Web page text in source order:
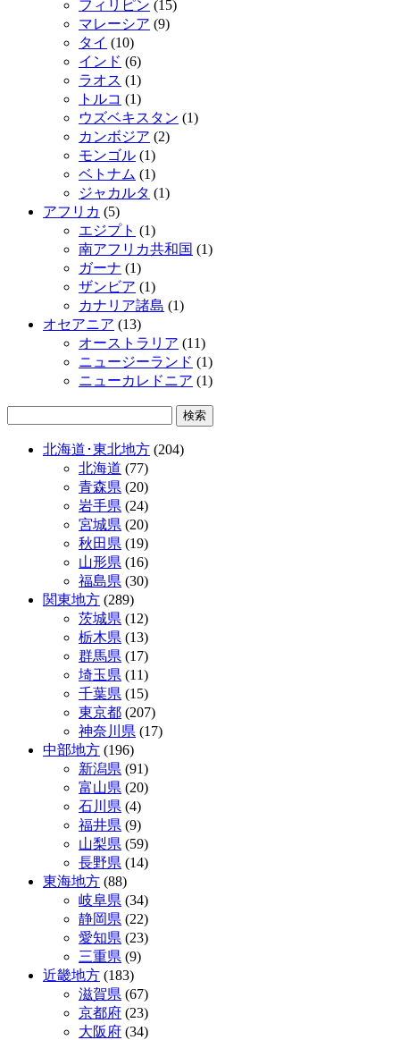
フィリピン (15)
マレーシア (9)
タイ (10)
インド (6)
ラオス (1)
トルコ (1)
ウズベキスタン (1)
カンボジア (2)
モンゴル (1)
ベトナム (1)
ジャカルタ (1)
アフリカ (5)
エジプト (1)
南アフリカ共和国 (1)
ガーナ (1)
ザンビア (1)
カナリア諸島 (1)
オセアニア (13)
オーストラリア (11)
ニュージーランド (1)
ニューカレドニア (1)
北海道･東北地方 (204)
北海道 (77)
青森県 (20)
岩手県 (24)
宮城県 (20)
秋田県 (19)
山形県 (16)
福島県 (30)
関東地方 (289)
茨城県 (12)
栃木県 (13)
群馬県 (17)
埼玉県 (11)
千葉県 (15)
東京都 (207)
神奈川県 (17)
中部地方 (196)
新潟県 (91)
富山県 (20)
石川県 (4)
福井県 (9)
山梨県 (59)
長野県 (14)
東海地方 (88)
岐阜県 (34)
静岡県 (22)
愛知県 (23)
三重県 (9)
近畿地方 (183)
滋賀県 (67)
京都府 (23)
大阪府 (34)